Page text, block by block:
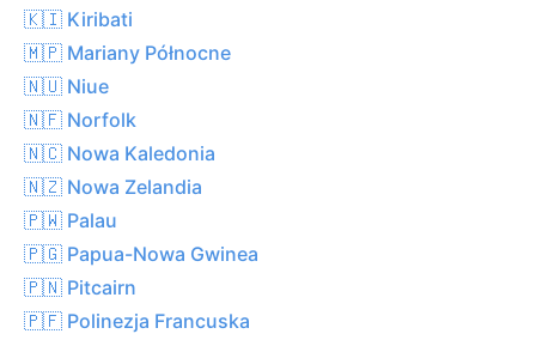
🇰🇮 Kiribati
🇲🇵 Mariany Północne
🇳🇺 Niue
🇳🇫 Norfolk
🇳🇨 Nowa Kaledonia
🇳🇿 Nowa Zelandia
🇵🇼 Palau
🇵🇬 Papua-Nowa Gwinea
🇵🇳 Pitcairn
🇵🇫 Polinezja Francuska